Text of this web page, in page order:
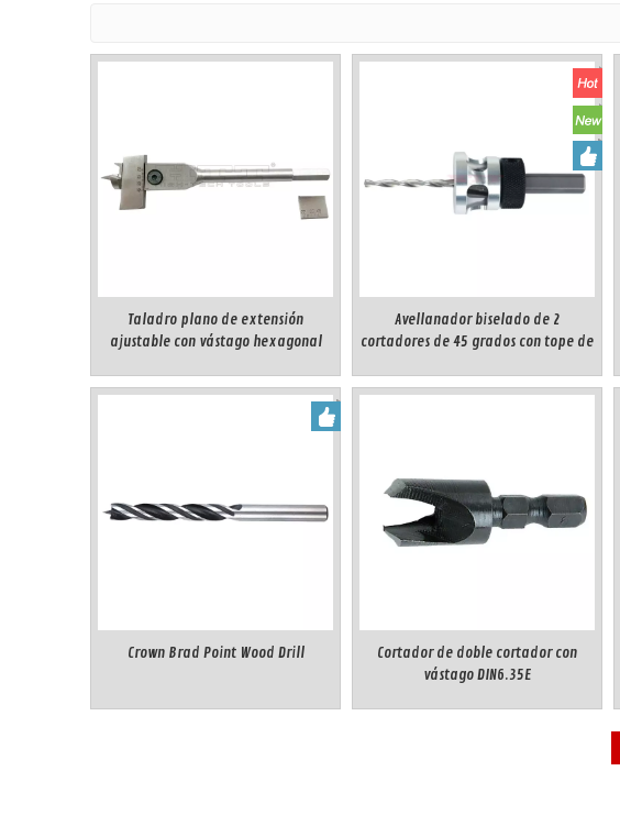
Taladro plano de extensión
ajustable con vástago hexagonal
Avellanador biselado de 2
cortadores de 45 grados con tope de
Crown Brad Point Wood Drill
Cortador de doble cortador con
vástago DIN6.35E